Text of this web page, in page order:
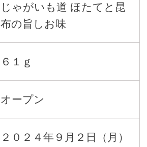
じゃがいも道 ほたてと昆
布の旨しお味
６１ｇ
オープン
２０２４年９月２日（月）